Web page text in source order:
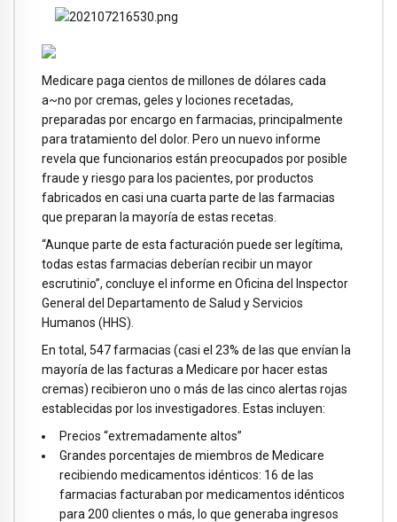
Medicare paga cientos de millones de dólares cada
a~no por cremas, geles y lociones recetadas,
preparadas por encargo en farmacias, principalmente
para tratamiento del dolor. Pero un nuevo informe
revela que funcionarios están preocupados por posible
fraude y riesgo para los pacientes, por productos
fabricados en casi una cuarta parte de las farmacias
que preparan la mayoría de estas recetas.
“Aunque parte de esta facturación puede ser legítima,
todas estas farmacias deberían recibir un mayor
escrutinio”, concluye el informe en Oficina del Inspector
General del Departamento de Salud y Servicios
Humanos (HHS).
En total, 547 farmacias (casi el 23% de las que envían la
mayoría de las facturas a Medicare por hacer estas
cremas) recibieron uno o más de las cinco alertas rojas
establecidas por los investigadores. Estas incluyen:
Precios “extremadamente altos”
Grandes porcentajes de miembros de Medicare
recibiendo medicamentos idénticos: 16 de las
farmacias facturaban por medicamentos idénticos
para 200 clientes o más, lo que generaba ingresos